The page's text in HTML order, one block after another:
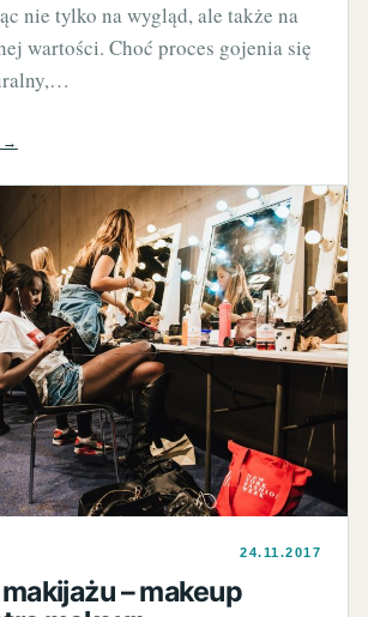
nie tylko na wygląd, ale także na
wartości. Choć proces gojenia się
→
24.11.2017
– makeup